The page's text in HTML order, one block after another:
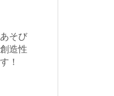
そび
造性
！